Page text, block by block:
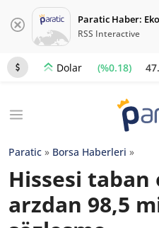
Paratic Haber:
RSS Interactive
Dolar (%0.18)
Paratic » Borsa Haberleri »
Hissesi
arzdan 98,5